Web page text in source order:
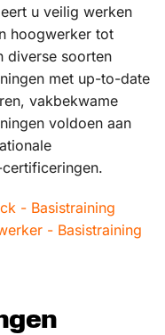
u veilig werken
hoogwerker tot
diverse soorten
met up-to-date
vakbekwame
voldoen aan
- Basistraining
- Basistraining